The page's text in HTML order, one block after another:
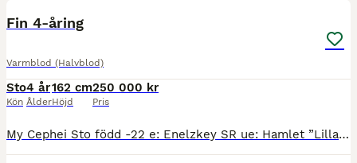
Fin 4-åring
Varmblod (Halvblod)
Sto
Kön
4 år
Ålder
162 cm
Höjd
250 000 kr
Pris
My Cephei Sto född -22 e: Enelzkey SR ue: Hamlet ”Lilla My” är ett vackert, ädelt sto med stor karisma och personlighet. Ca 162 i mankhöjd. 3 fina gångarter med ett plus för galoppen. Hoppar m